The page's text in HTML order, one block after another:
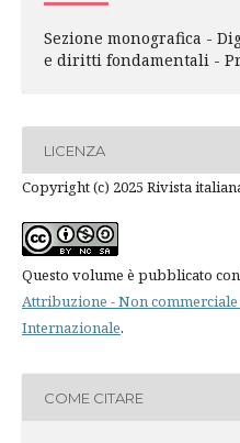
Sezione monografica -
e diritti fondamentali -
LICENZA
Copyright (c) 2025 Rivista
Questo volume è pubblicato
Attribuzione - Non
Internazionale.
COME CITARE